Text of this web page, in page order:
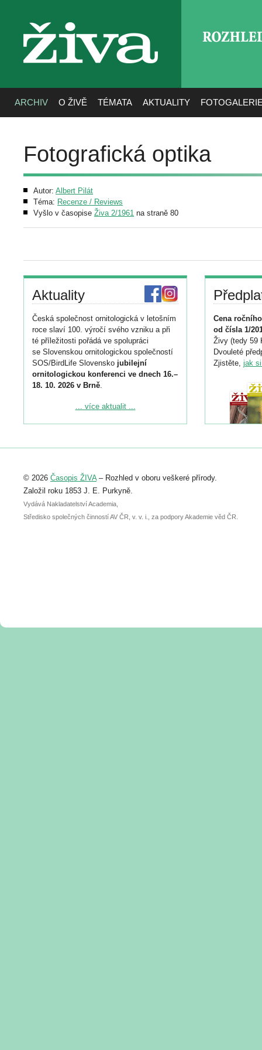
živa
ARCHIV O ŽIVĚ TÉMATA AKTUALITY
Fotografická optika
Autor: Albert Pilát
Téma: Recenze / Reviews
Vyšlo v časopise Živa 2/1961 na straně 80
Aktuality
Česká společnost ornitologická v letošním
roce slaví 100. výročí svého vzniku a při
té příležitosti pořádá ve spolupráci
se Slovenskou ornitologickou společností
SOS/BirdLife Slovensko jubilejní
ornitologickou konferenci ve dnech 16.–
18. 10. 2026 v Brně.
Podrobnější informace ke konferenci
Registrovat se můžete do 6. září.
abstraktu přihlášené přednášky nebo
posteru je už 30. června.
... více aktualit ...
Cena
od čísla 1/
Živy (tedy 59
Dvouleté
Zjistěte, jak
© 2026 Časopis ŽIVA– Rozhled v oboru veškeré přírody.
Založil roku 1853 J. E. Purkyně.
Vydává Nakladatelství Academia,
Středisko společných činností AV ČR, v. v. i., za podpory Akademie věd ČR.